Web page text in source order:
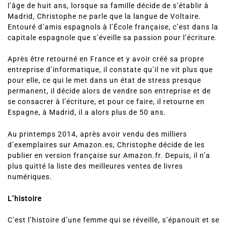
l’âge de huit ans, lorsque sa famille décide de s’établir à
Madrid, Christophe ne parle que la langue de Voltaire.
Entouré d’amis espagnols à l’École française, c’est dans la
capitale espagnole que s’éveille sa passion pour l’écriture.
Après être retourné en France et y avoir créé sa propre
entreprise d’informatique, il constate qu’il ne vit plus que
pour elle, ce qui le met dans un état de stress presque
permanent, il décide alors de vendre son entreprise et de
se consacrer à l’écriture, et pour ce faire, il retourne en
Espagne, à Madrid, il a alors plus de 50 ans.
Au printemps 2014, après avoir vendu des milliers
d’exemplaires sur Amazon.es, Christophe décide de les
publier en version française sur Amazon.fr. Depuis, il n’a
plus quitté la liste des meilleures ventes de livres
numériques.
L’histoire
C’est l’histoire d’une femme qui se réveille, s’épanouit et se